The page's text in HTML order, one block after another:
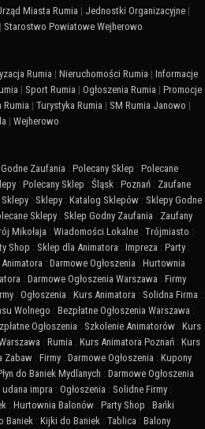
Miasta Rumia | Jednostki Organizacyjne |
| Starostwo Powiatowe Wejherowo
Rumia | Nieruchomości Rumia | Informacje
| Sport Rumia | Ogłoszenia Rumia | Promocje
Rumia | Turystyka Rumia | SM Rumia Janowo |
| Wejherowo
Zaufania : Polecany Sklep : Polecane
: Polecany Sklep : Śląsk : Poznań : Zaufane
: Sklepy : Katalog Sklepów : Sklepy Godne
Sklepy : Sklep Godny Zaufania : Zaufany
Mikołaja : Wiadomości Lokalne : Trójmiasto :
Shop : Sklep dla Animatora : Impreza : Party :
: Darmowe Ogłoszenia : Hurtownia
: Darmowe Ogłoszenia Warszawa : Firmy
: Ogłoszenia : Kurs Animatora : Solidna Firma :
Wolnego : Bezpłatne Ogłoszenia Warszawa :
Ogłoszenia : Szkolenie Animatorów : Kurs
: Rumia : Kurs Animatora Poznań : Kurs
Zabaw : Firmy : Darmowe Ogłoszenia : Kupony
do Baniek Mydlanych : Darmowe Ogłoszenia
udana impra : Ogłoszenia : Solidne Firmy :
: Hurtownia Balonów : Party Shop : Bańki
Baniek : Kijki do Baniek : Tablica : Balony